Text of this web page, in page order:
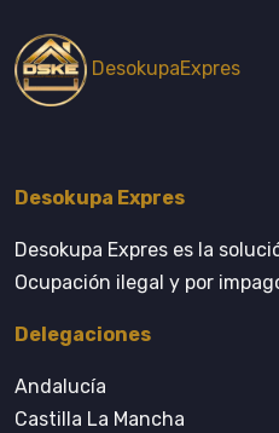
DesokupaExpres
Desokupa Expres
Desokupa Expres es la
Ocupación ilegal y por
Delegaciones
Andalucía
Castilla La Mancha